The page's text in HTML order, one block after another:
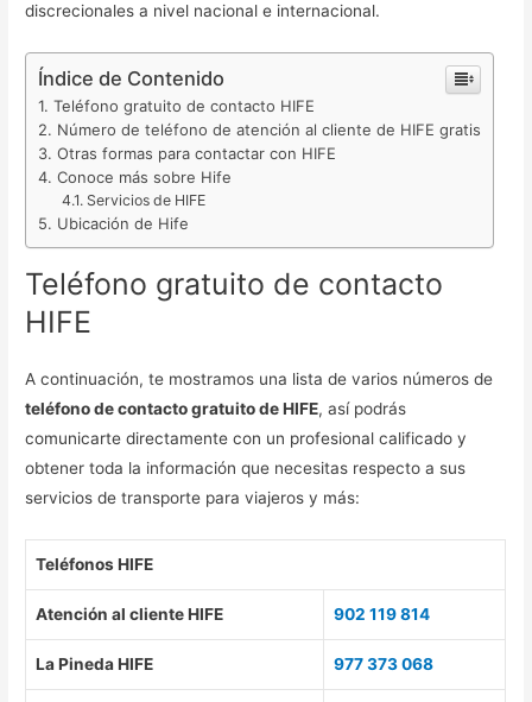
discrecionales a nivel nacional e internacional.
Índice de Contenido
Teléfono gratuito de contacto HIFE
Número de teléfono de atención al cliente de HIFE gratis
Otras formas para contactar con HIFE
Conoce más sobre Hife
Servicios de HIFE
Ubicación de Hife
Teléfono gratuito de contacto
HIFE
A continuación, te mostramos una lista de varios números de
teléfono de contacto gratuito de HIFE, así podrás
comunicarte directamente con un profesional calificado y
obtener toda la información que necesitas respecto a sus
servicios de transporte para viajeros y más:
Teléfonos HIFE
Atención al cliente HIFE 902 119 814
La Pineda HIFE 977 373 068